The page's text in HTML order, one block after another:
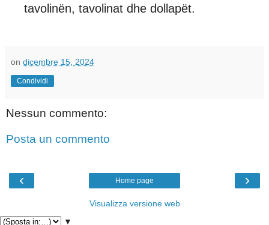
tavolinën, tavolinat dhe dollapët.
on dicembre 15, 2024
Condividi
Nessun commento:
Posta un commento
‹ ›
Home page
Visualizza versione web
▼